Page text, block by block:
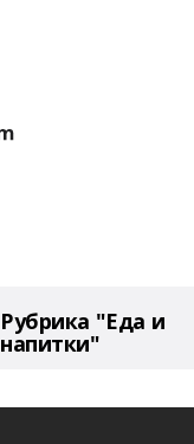
Рубрика "Еда и
напитки"